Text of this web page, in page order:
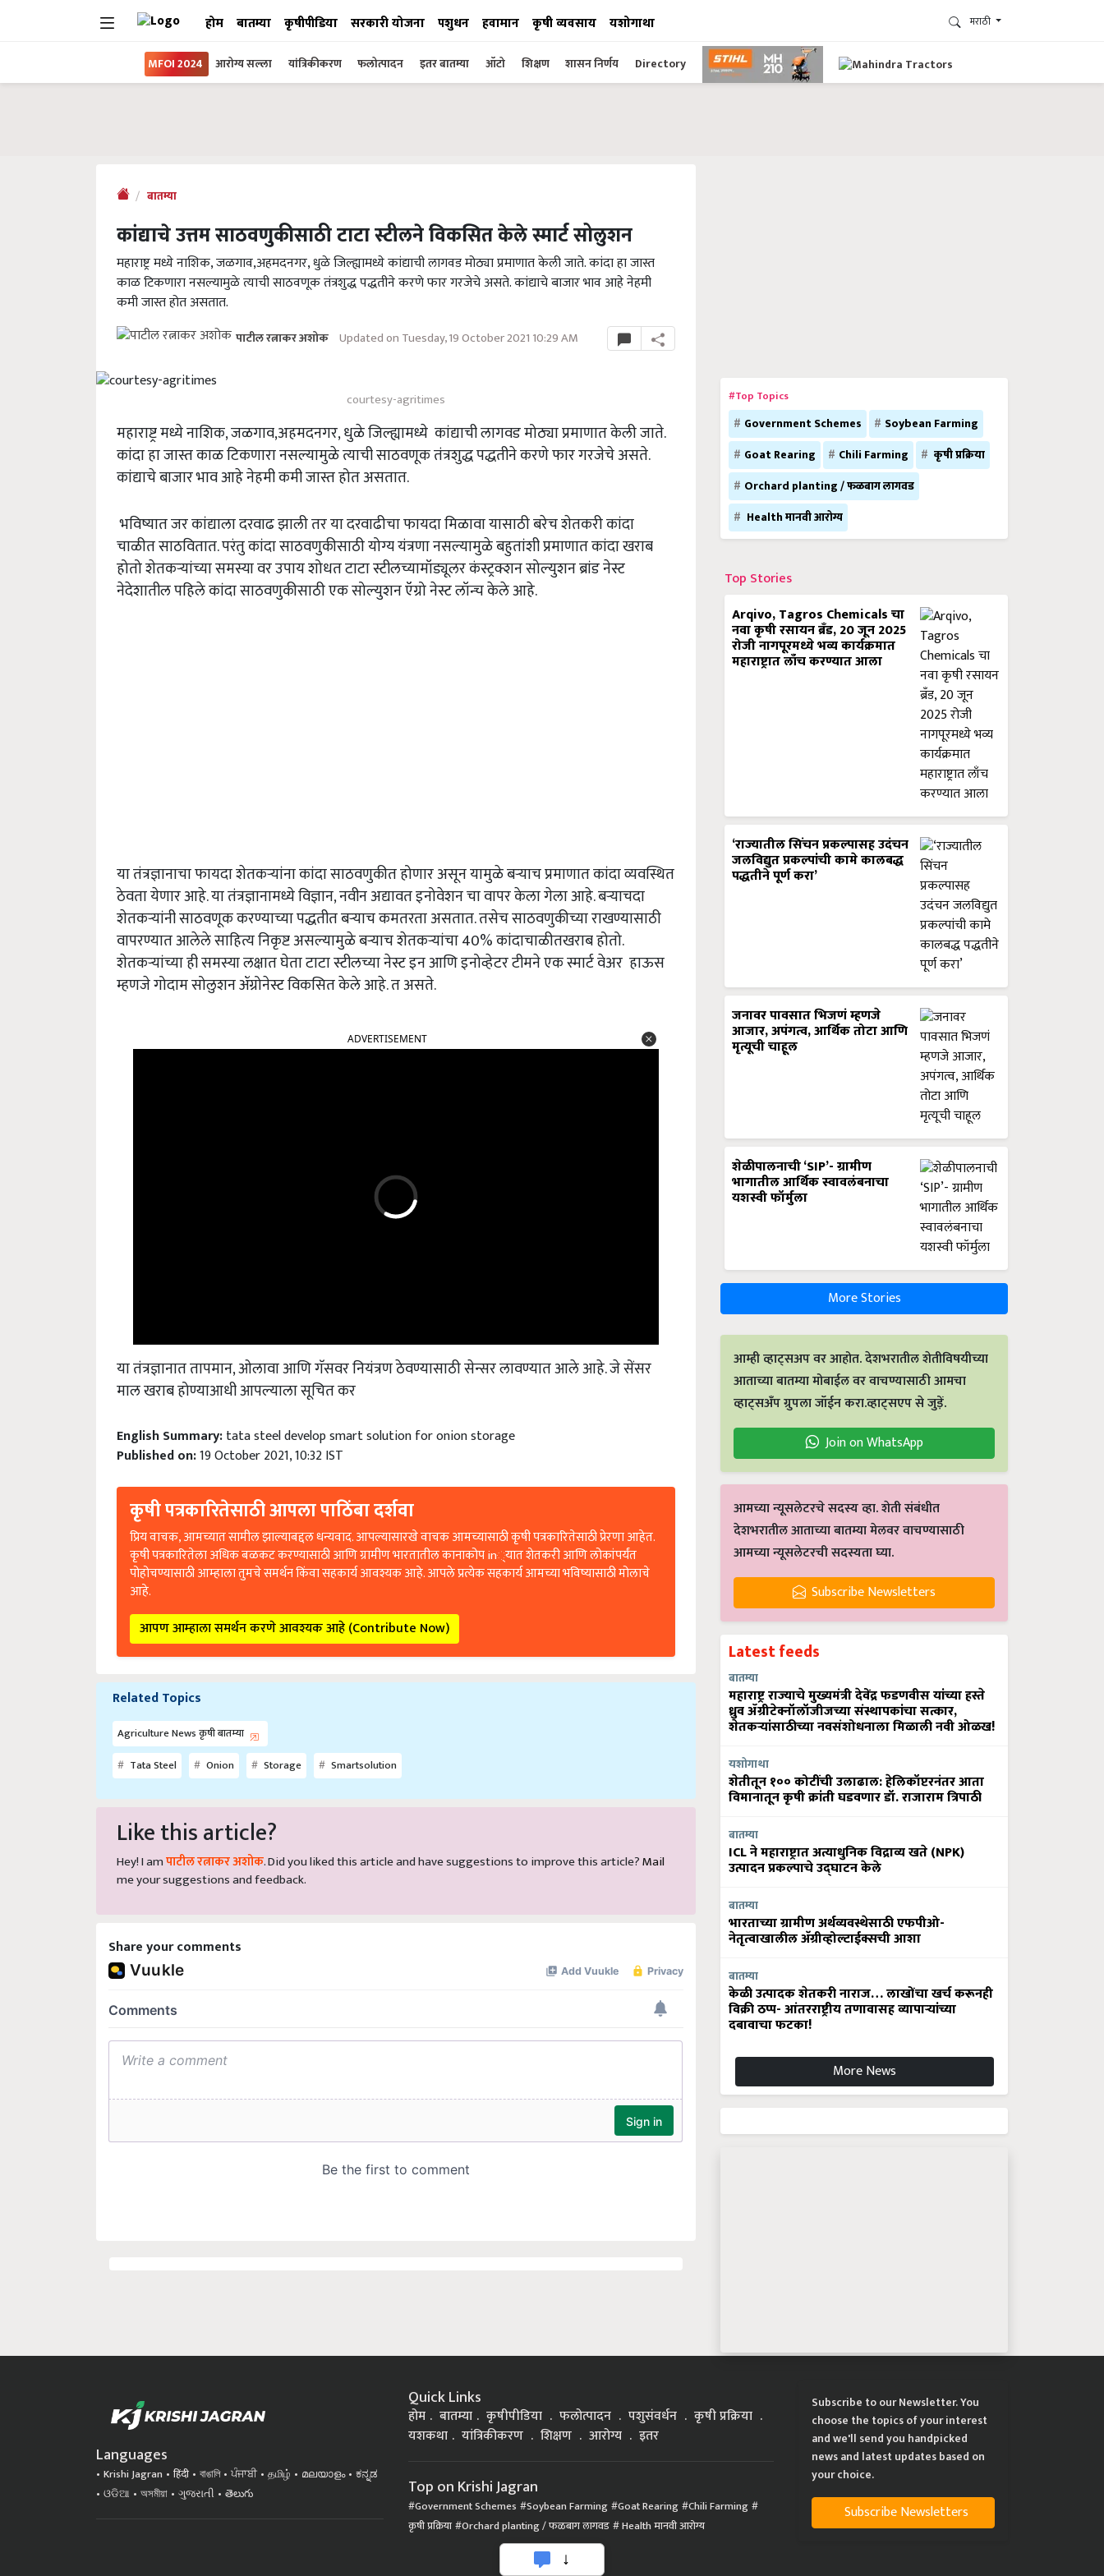
होम बातम्या कृषीपीडिया सरकारी योजना पशुधन हवामान कृषी व्यवसाय यशोगाथा मराठी
MFOI 2024 आरोग्य सल्ला यांत्रिकीकरण फलोत्पादन इतर बातम्या ऑटो शिक्षण शासन निर्णय Directory
बातम्या
कांद्याचे उत्तम साठवणुकीसाठी टाटा स्टीलने विकसित केले स्मार्ट सोलुशन
महाराष्ट्र मध्ये नाशिक, जळगाव,अहमदनगर, धुळे जिल्ह्यामध्ये कांद्याची लागवड मोठ्या प्रमाणात केली जाते. कांदा हा जास्त
काळ टिकणारा नसल्यामुळे त्याची साठवणूक तंत्रशुद्ध पद्धतीने करणे फार गरजेचे असते. कांद्याचे बाजार भाव आहे नेहमी
कमी जास्त होत असतात.
पाटील रत्नाकर अशोक Updated on Tuesday, 19 October 2021 10:29 AM
courtesy-agritimes
महाराष्ट्र मध्ये नाशिक, जळगाव,अहमदनगर, धुळे जिल्ह्यामध्ये कांद्याची लागवड मोठ्या प्रमाणात केली जाते.
कांदा हा जास्त काळ टिकणारा नसल्यामुळे त्याची साठवणूक तंत्रशुद्ध पद्धतीने करणे फार गरजेचे असते.
कांद्याचे बाजार भाव आहे नेहमी कमी जास्त होत असतात.
भविष्यात जर कांद्याला दरवाढ झाली तर या दरवाढीचा फायदा मिळावा यासाठी बरेच शेतकरी कांदा
चाळीत साठवितात. परंतु कांदा साठवणुकीसाठी योग्य यंत्रणा नसल्यामुळे बहुतांशी प्रमाणात कांदा खराब
होतो शेतकऱ्यांच्या समस्या वर उपाय शोधत टाटा स्टीलच्यामॉड्यूलर कंस्ट्रक्शन सोल्युशन ब्रांड नेस्ट
नेदेशातील पहिले कांदा साठवणुकीसाठी एक सोल्युशन ऍग्रो नेस्ट लॉन्च केले आहे.
या तंत्रज्ञानाचा फायदा शेतकऱ्यांना कांदा साठवणुकीत होणार असून यामुळे बऱ्याच प्रमाणात कांदा व्यवस्थित
ठेवता येणार आहे. या तंत्रज्ञानामध्ये विज्ञान, नवीन अद्यावत इनोवेशन चा वापर केला गेला आहे. बर्‍याचदा
शेतकर्‍यांनी साठवणूक करण्याच्या पद्धतीत बर्‍याच कमतरता असतात. तसेच साठवणुकीच्या राखण्यासाठी
वापरण्यात आलेले साहित्य निकृष्ट असल्यामुळे बऱ्याच शेतकऱ्यांचा 40% कांदाचाळीतखराब होतो.
शेतकऱ्यांच्या ही समस्या लक्षात घेता टाटा स्टीलच्या नेस्ट इन आणि इनोव्हेटर टीमने एक स्मार्ट वेअर हाऊस
म्हणजे गोदाम सोलुशन ॲग्रोनेस्ट विकसित केले आहे. त असते.
या तंत्रज्ञानात तापमान, ओलावा आणि गॅसवर नियंत्रण ठेवण्यासाठी सेन्सर लावण्यात आले आहे. जे सेंसर
माल खराब होण्याआधी आपल्याला सूचित कर
English Summary: tata steel develop smart solution for onion storage
Published on:19 October 2021, 10:32 IST
कृषी पत्रकारितेसाठी आपला पाठिंबा दर्शवा
प्रिय वाचक, आमच्यात सामील झाल्याबद्दल धन्यवाद. आपल्यासारखे वाचक आमच्यासाठी कृषी पत्रकारितेसाठी प्रेरणा आहेत.
कृषी पत्रकारितेला अधिक बळकट करण्यासाठी आणि ग्रामीण भारतातील कानाकोप in्यात शेतकरी आणि लोकांपर्यंत
पोहोचण्यासाठी आम्हाला तुमचे समर्थन किंवा सहकार्य आवश्यक आहे. आपले प्रत्येक सहकार्य आमच्या भविष्यासाठी मोलाचे
आहे.
आपण आम्हाला समर्थन करणे आवश्यक आहे (Contribute Now)
Related Topics
Agriculture News कृषी बातम्या
Tata Steel
Onion Storage Smartsolution
Like this article?
Hey! I am पाटील रत्नाकर अशोक . Did you liked this article and have suggestions to improve this article? Mail
me your suggestions and feedback.
Share your comments
#Top Topics
Government Schemes
Soybean Farming
Goat Rearing
Chili Farming
कृषी प्रक्रिया
Orchard planting / फळबाग लागवड
Health मानवी आरोग्य
Top Stories
Arqivo, Tagros Chemicals चा
नवा कृषी रसायन ब्रँड, 20 जून 2025
रोजी नागपूरमध्ये भव्य कार्यक्रमात
महाराष्ट्रात लाँच करण्यात आला
‘राज्यातील सिंचन प्रकल्पासह उदंचन
जलविद्युत प्रकल्पांची कामे कालबद्ध
पद्धतीने पूर्ण करा’
जनावर पावसात भिजणं म्हणजे
आजार, अपंगत्व, आर्थिक तोटा आणि
मृत्यूची चाहूल
शेळीपालनाची ‘SIP’- ग्रामीण
भागातील आर्थिक स्वावलंबनाचा
यशस्वी फॉर्मुला
More Stories
आम्ही व्हाट्सअप वर आहोत. देशभरातील शेतीविषयीच्या
आताच्या बातम्या मोबाईल वर वाचण्यासाठी आमचा
व्हाट्सअँप ग्रुपला जॉईन करा.व्हाट्सएप से जुड़ें.
Join on WhatsApp
आमच्या न्यूसलेटरचे सदस्य व्हा. शेती संबंधीत
देशभरातील आताच्या बातम्या मेलवर वाचण्यासाठी
आमच्या न्यूसलेटरची सदस्यता घ्या.
Subscribe Newsletters
Latest feeds
बातम्या
महाराष्ट्र राज्याचे मुख्यमंत्री देवेंद्र फडणवीस यांच्या हस्ते
ध्रुव ॲग्रीटेक्नॉलॉजीजच्या संस्थापकांचा सत्कार,
शेतकऱ्यांसाठीच्या नवसंशोधनाला मिळाली नवी ओळख!
यशोगाथा
शेतीतून १०० कोटींची उलाढाल: हेलिकॉप्टरनंतर आता
विमानातून कृषी क्रांती घडवणार डॉ. राजाराम त्रिपाठी
बातम्या
ICL ने महाराष्ट्रात अत्याधुनिक विद्राव्य खते (NPK)
उत्पादन प्रकल्पाचे उद्घाटन केले
बातम्या
भारताच्या ग्रामीण अर्थव्यवस्थेसाठी एफपीओ-
नेतृत्वाखालील अ‍ॅग्रीव्होल्टाईक्सची आशा
बातम्या
केळी उत्पादक शेतकरी नाराज… लाखोंचा खर्च करूनही
विक्री ठप्प- आंतरराष्ट्रीय तणावासह व्यापाऱ्यांच्या
दबावाचा फटका!
More News
Languages
Krishi Jagran हिंदी বাঙালি ਪੰਜਾਬੀ தமிழ் മലയാളം
ಕನ್ನಡ
ଓଡିଆ
অসমীয়া ગુજરાતી తెలుగు
Quick Links
होम बातम्या कृषीपीडिया फलोत्पादन पशुसंवर्धन
कृषी प्रक्रिया
यशकथा
यांत्रिकीकरण शिक्षण आरोग्य इतर
Top on Krishi Jagran
Government Schemes Soybean Farming Goat Rearing Chili Farming
कृषी प्रक्रिया Orchard planting / फळबाग लागवड Health मानवी आरोग्य
Subscribe to our Newsletter. You
choose the topics of your interest
and we'll send you handpicked
news and latest updates based on
your choice.
Subscribe Newsletters